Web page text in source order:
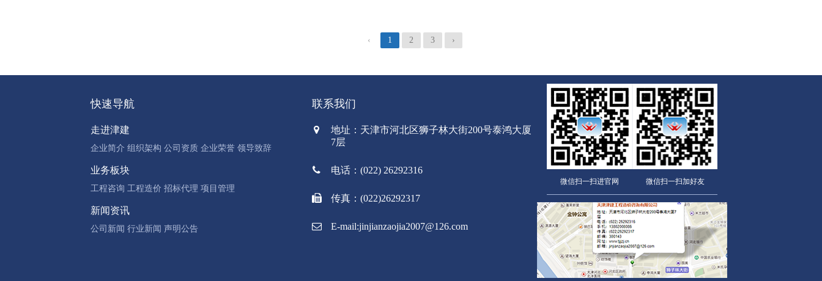
‹ 1 2 3 ›
快速导航
走进津建
企业简介 组织架构 公司资质 企业荣誉 领导致辞
业务板块
工程咨询 工程造价 招标代理 项目管理
新闻资讯
公司新闻 行业新闻 声明公告
联系我们
地址：天津市河北区狮子林大街200号泰鸿大厦
7层
电话：(022) 26292316
传真：(022)26292317
E-mail:jinjianzaojia2007@126.com
微信扫一扫进官网 微信扫一扫加好友